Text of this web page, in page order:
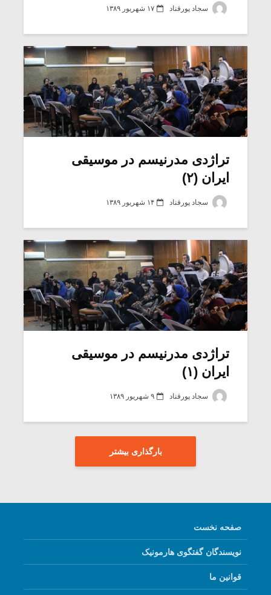
سجاد پورقناد ۱۷ شهریور ۱۳۸۹
تراژدی مدرنیسم در موسیقی
ایران (۲)
سجاد پورقناد ۱۴ شهریور ۱۳۸۹
تراژدی مدرنیسم در موسیقی
ایران (۱)
سجاد پورقناد ۹ شهریور ۱۳۸۹
بارگذاری بیشتر
صفحه نخست
نویسندگان گفتگوی هارمونیک
قوانین ما